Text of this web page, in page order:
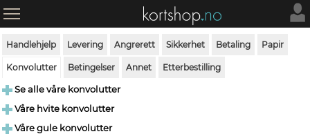
Handlehjelp Levering Angrerett Sikkerhet Betaling Papir
Konvolutter Betingelser Annet Etterbestilling
Se alle våre konvolutter
Våre hvite konvolutter
Våre gule konvolutter